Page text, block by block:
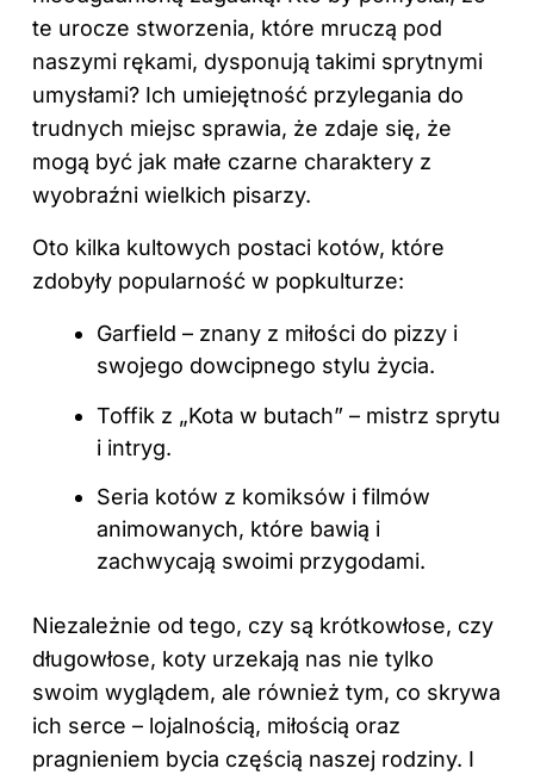
te urocze stworzenia, które mruczą pod
naszymi rękami, dysponują takimi sprytnymi
umysłami? Ich umiejętność przylegania do
trudnych miejsc sprawia, że zdaje się, że
mogą być jak małe czarne charaktery z
wyobraźni wielkich pisarzy.
Oto kilka kultowych postaci kotów, które
zdobyły popularność w popkulturze:
Garfield – znany z miłości do pizzy i
swojego dowcipnego stylu życia.
Toffik z „Kota w butach” – mistrz sprytu
i intryg.
Seria kotów z komiksów i filmów
animowanych, które bawią i
zachwycają swoimi przygodami.
Niezależnie od tego, czy są krótkowłose, czy
długowłose, koty urzekają nas nie tylko
swoim wyglądem, ale również tym, co skrywa
ich serce – lojalnością, miłością oraz
pragnieniem bycia częścią naszej rodziny. I